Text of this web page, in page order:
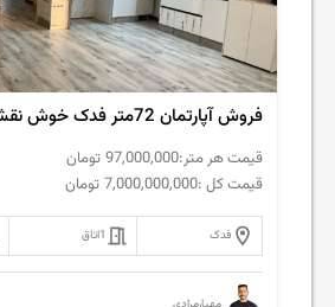
فروش آپارتمان 72متر فدک خوش نقشه فول بازسازی
قیمت هر متر:97,000,000 تومان
قیمت کل :7,000,000,000 تومان
فدک 1اتاق